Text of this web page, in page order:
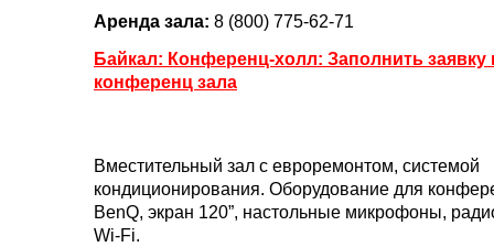
Аренда зала: 8 (800) 775-62-71
Байкал: Конференц-холл: Заполнить заявку
конференц зала
Вместительный зал с евроремонтом, системой
кондиционирования. Оборудование для
BenQ, экран 120”, настольные микрофоны,
Wi-Fi.